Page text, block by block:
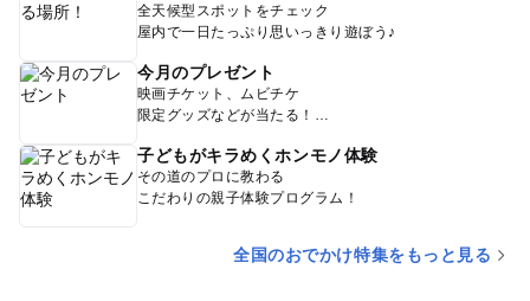
全天候型スポットをチェック
屋内で一日たっぷり思いっきり遊ぼう♪
今月のプレゼント
映画チケット、ムビチケ
限定グッズなどが当たる！
子どもがキラめくホンモノ体験
その道のプロに教わる
こだわりの親子体験プログラム！
全国のおでかけ特集をもっと見る